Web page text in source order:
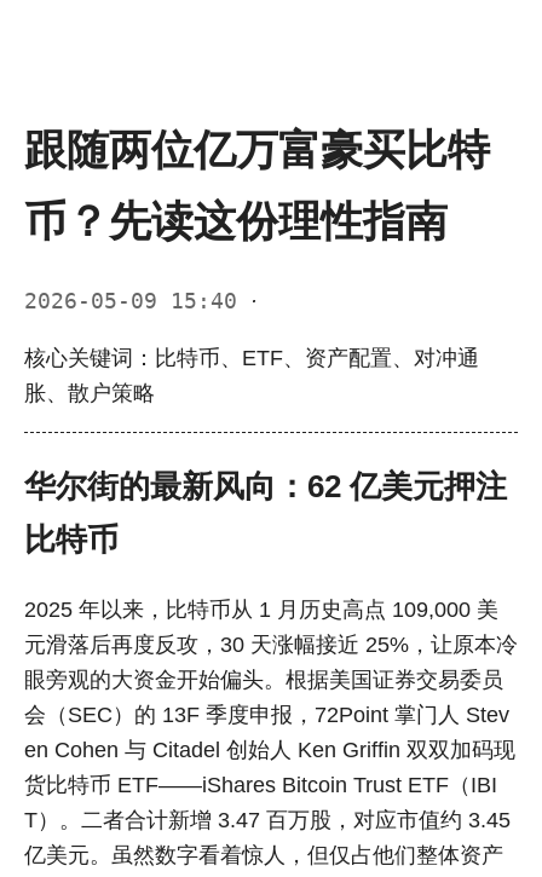
跟随两位亿万富豪买比特
币？先读这份理性指南
2026-05-09 15:40 ·
核心关键词：比特币、ETF、资产配置、对冲通
胀、散户策略
华尔街的最新风向：62 亿美元押注
比特币
2025 年以来，比特币从 1 月历史高点 109,000 美
元滑落后再度反攻，30 天涨幅接近 25%，让原本冷
眼旁观的大资金开始偏头。根据美国证券交易委员
会（SEC）的 13F 季度申报，72Point 掌门人 Stev
en Cohen 与 Citadel 创始人 Ken Griffin 双双加码现
货比特币 ETF——iShares Bitcoin Trust ETF（IBI
T）。二者合计新增 3.47 百万股，对应市值约 3.45
亿美元。虽然数字看着惊人，但仅占他们整体资产